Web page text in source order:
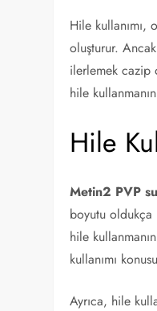
Hile kullanımı,
oluşturur.
ilerlemek cazip
hile
Hile
Metin2 PVP
boyutu oldukça
hile
kullanımı
Ayrıca, hile